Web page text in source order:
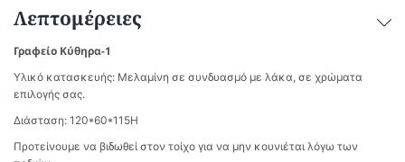
Λεπτομέρειες
Γραφείο Κύθηρα-1
Υλικό κατασκευής: Μελαμίνη σε συνδυασμό με λάκα, σε χρώματα
επιλογής σας.
Διάσταση: 120*60*115Η
Προτείνουμε να βιδωθεί στον τοίχο για να μην κουνιέται λόγω των